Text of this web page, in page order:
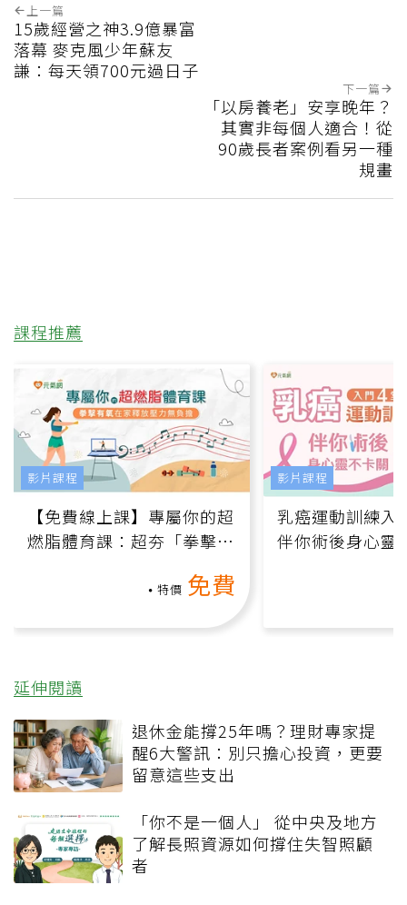
上一篇
15歲經營之神3.9億暴富
落幕 麥克風少年蘇友
謙：每天領700元過日子
下一篇
「以房養老」安享晚年？
其實非每個人適合！從
90歲長者案例看另一種
規畫
課程推薦
【免費線上課】專屬你的超
燃脂體育課：超夯「拳擊有
特價 免費
影片課程
乳癌運動訓練入
伴你術後身心靈
影片課程
延伸閱讀
退休金能撐25年嗎？理財專家提
醒6大警訊：別只擔心投資，更要
留意這些支出
「你不是一個人」 從中央及地方
了解長照資源如何撐住失智照顧
者